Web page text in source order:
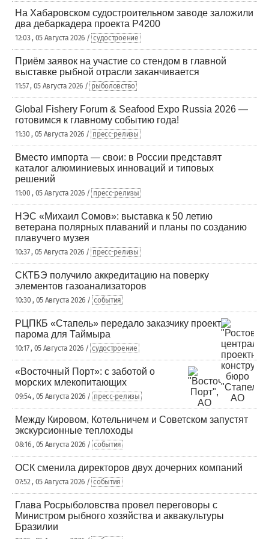
На Хабаровском судостроительном заводе заложили
два дебаркадера проекта Р4200
12:03 , 05 Августа 2026 / судостроение
Приём заявок на участие со стендом в главной
выставке рыбной отрасли заканчивается
11:57 , 05 Августа 2026 / рыболовство
Global Fishery Forum & Seafood Expo Russia 2026 —
готовимся к главному событию года!
11:30 , 05 Августа 2026 / пресс-релизы
Вместо импорта — свои: в России представят
каталог алюминиевых инноваций и типовых
решений
11:00 , 05 Августа 2026 / пресс-релизы
НЭС «Михаил Сомов»: выставка к 50 летию
ветерана полярных плаваний и планы по созданию
плавучего музея
10:37 , 05 Августа 2026 / пресс-релизы
СКТБЭ получило аккредитацию на поверку
элементов газоанализаторов
10:30 , 05 Августа 2026 / события
РЦПКБ «Стапель» передало заказчику проект
парома для Таймыра
10:17 , 05 Августа 2026 / судостроение
«Восточный Порт»: с заботой о
морских млекопитающих
09:54 , 05 Августа 2026 / пресс-релизы
Между Кировом, Котельничем и Советском запустят
экскурсионные теплоходы
08:16 , 05 Августа 2026 / события
ОСК сменила директоров двух дочерних компаний
07:52 , 05 Августа 2026 / события
Глава Росрыболовства провел переговоры с
Министром рыбного хозяйства и аквакультуры
Бразилии